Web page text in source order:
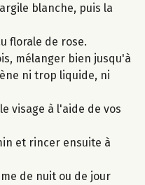
blanche, puis la
florale de rose.
mélanger bien jusqu'à
ni trop liquide, ni
visage à l'aide de vos
et rincer ensuite à
de nuit ou de jour